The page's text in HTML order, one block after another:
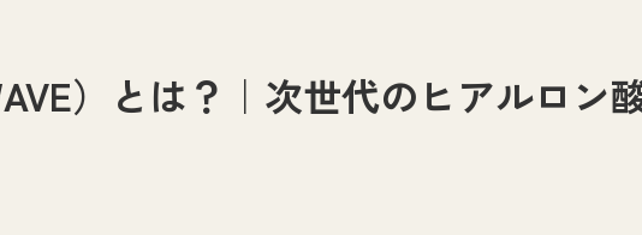
）とは？｜次世代のヒアルロン